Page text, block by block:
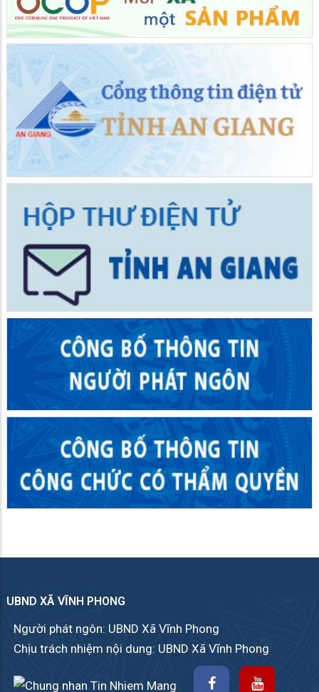
UBND XÃ VĨNH PHONG
Người phát ngôn: UBND Xã Vĩnh Phong
Chịu trách nhiệm nội dung: UBND Xã Vĩnh Phong